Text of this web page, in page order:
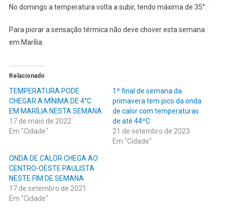
No domingo a temperatura volta a subir, tendo máxima de 35°.
Para piorar a sensação térmica não deve chover esta semana
em Marília.
Relacionado
TEMPERATURA PODE
CHEGAR A MÍNIMA DE 4°C
EM MARÍLIA NESTA SEMANA
17 de maio de 2022
Em "Cidade"
1º final de semana da
primavera tem pico da onda
de calor com temperaturas
de até 44ºC
21 de setembro de 2023
Em "Cidade"
ONDA DE CALOR CHEGA AO
CENTRO-OESTE PAULISTA
NESTE FIM DE SEMANA
17 de setembro de 2021
Em "Cidade"